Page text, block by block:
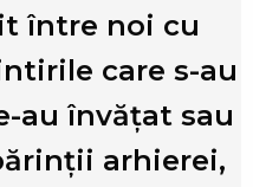
între noi cu
care s-au
au învățat sau
arhierei,